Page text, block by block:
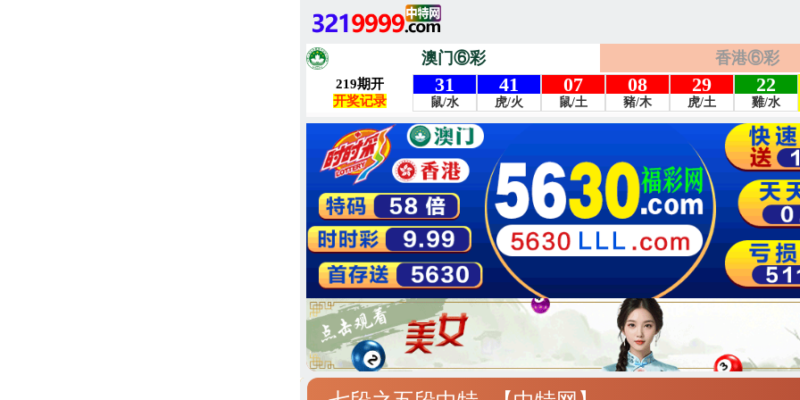
澳门⑥彩 香港⑥彩